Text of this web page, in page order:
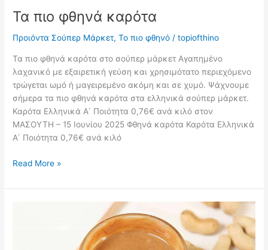
Τα πιο φθηνά καρότα
Προιόντα Σούπερ Μάρκετ,Το πιο φθηνό /topiofthino
Τα πιο φθηνά καρότα στο σούπερ μάρκετ Αγαπημένο
λαχανικό με εξαιρετική γεύση και χρησιμότατο περιεχόμενο
τρώγεται ωμό ή μαγειρεμένο ακόμη και σε χυμό. Ψάχνουμε
σήμερα τα πιο φθηνά καρότα στα ελληνικά σούπερ μάρκετ.
Καρότα Ελληνικά Α΄ Ποιότητα 0,76€ ανά κιλό στον
ΜΑΣΟΥΤΗ – 15 Ιουνίου 2025 Φθηνά καρότα Καρότα Ελληνικά
Α΄ Ποιότητα 0,76€ ανά κιλό
Τα
φθηνά
Read More »